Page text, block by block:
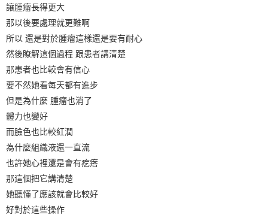
讓腫瘤長得更大
那以後要處理就更難啊
所以 還是對於腫瘤這樣還是要有耐心
然後瞭解這個過程 跟患者講清楚
那患者也比較會有信心
要不然她看每天都有進步
但是為什麼 腫瘤也消了
體力也變好
而臉色也比較紅潤
為什麼組織液還一直流
也許她心裡還是會有疙瘩
那這個把它講清楚
她聽懂了應該就會比較好
好對於這些操作